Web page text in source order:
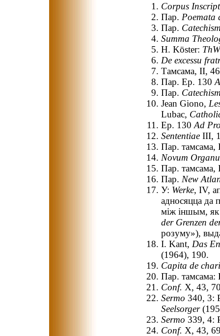
Corpus
Пар. Poemata
Пар.
Summa
H. Köster:
De excessu
Тамсама, II,
Пар. Ep. 130
Пар.
Jean Giono,
Lubac,
Ep. 130 Ad
Sententiae III,
Пар.
Novum
Пар. тамсама,
Пар. New
У: Werke, IV,
адносяцца да
між іншым, як
der Grenzen
розуму»),
I. Kant, Das
(1964), 190.
Capita de
Пар. тамсама:
Conf. X, 43,
Sermo 340, 3:
Seelsorger
Sermo 339, 4:
Conf. X, 43,